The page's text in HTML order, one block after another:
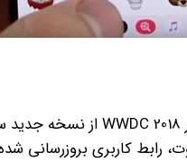
کاربری بروزرسانی